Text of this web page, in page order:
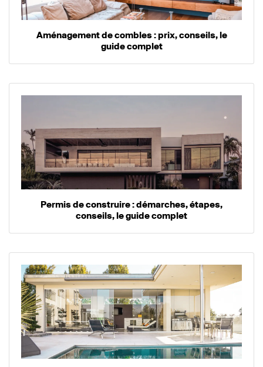
Aménagement de combles : prix, conseils, le
guide complet
Permis de construire : démarches, étapes,
conseils, le guide complet